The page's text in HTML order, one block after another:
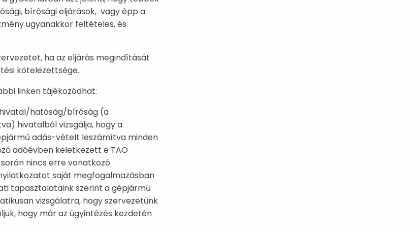
bírósági eljárások, vagy épp a
ugyanakkor feltételes, és
ha az eljárás megindítását
kötelezettsége.
linken tájékozódhat:
hatóság/bíróság (a
hivatalból vizsgálja, hogy a
adás-vételt leszámítva minden
adóévben keletkezett e TAO
nincs erre vonatkozó
saját megfogalmazásban
tapasztalataink szerint a gépjármű
vizsgálatra, hogy szervezetünk
hogy már az ügyintézés kezdetén